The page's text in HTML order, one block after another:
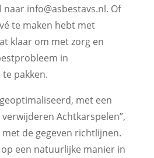
info@asbestavs.nl. Of
te maken hebt met
klaar om met zorg en
in
pakken.
met een
Achtkarspelen”,
de gegeven richtlijnen.
een natuurlijke manier in